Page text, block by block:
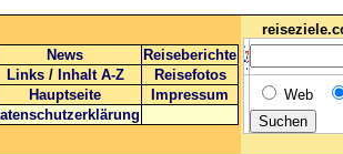
News
Reiseberichte
Links / Inhalt A-Z
Reisefotos
Hauptseite
Impressum
Web